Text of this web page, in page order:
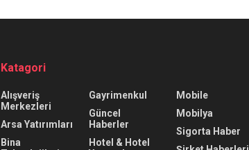
Katagori
Alışveriş
Merkezleri
Arsa Yatırımları
Bina
Gayrimenkul
Güncel
Haberler
Hotel & Hotel
Mobile
Mobilya
Sigorta Haber